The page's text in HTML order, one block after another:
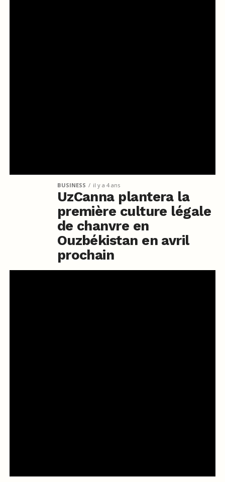
BUSINESS il y a 4 ans
UzCanna plantera la
première culture légale
de chanvre en
Ouzbékistan en avril
prochain